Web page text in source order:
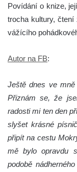
Povídání o knize,
trocha kultury,
vážícího
Autor na FB:
Ještě dnes ve
Přiznám se, že
radosti mi ten den
slyšet krásné
připít na cestu
mě bylo opravdu
podobě